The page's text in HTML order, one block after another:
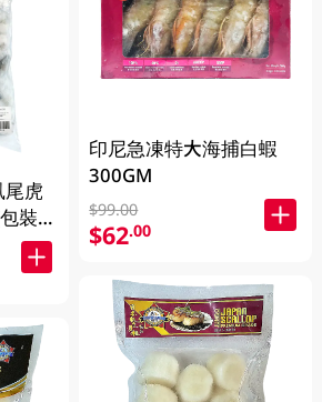
尾虎
裝及
印尼急凍特大海捕白蝦
300GM
$99.00
$62.00